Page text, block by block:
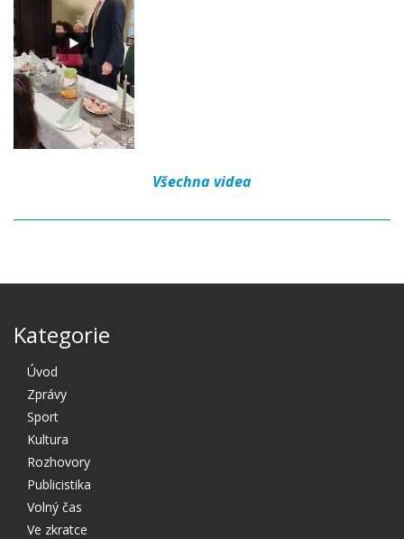
Všechna videa
Kategorie
Úvod
Zprávy
Sport
Kultura
Rozhovory
Publicistika
Volný čas
Ve zkratce